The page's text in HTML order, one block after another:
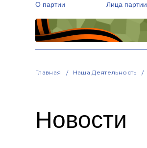
О партии Лица партии
Главная Наша Деятельность
Новости